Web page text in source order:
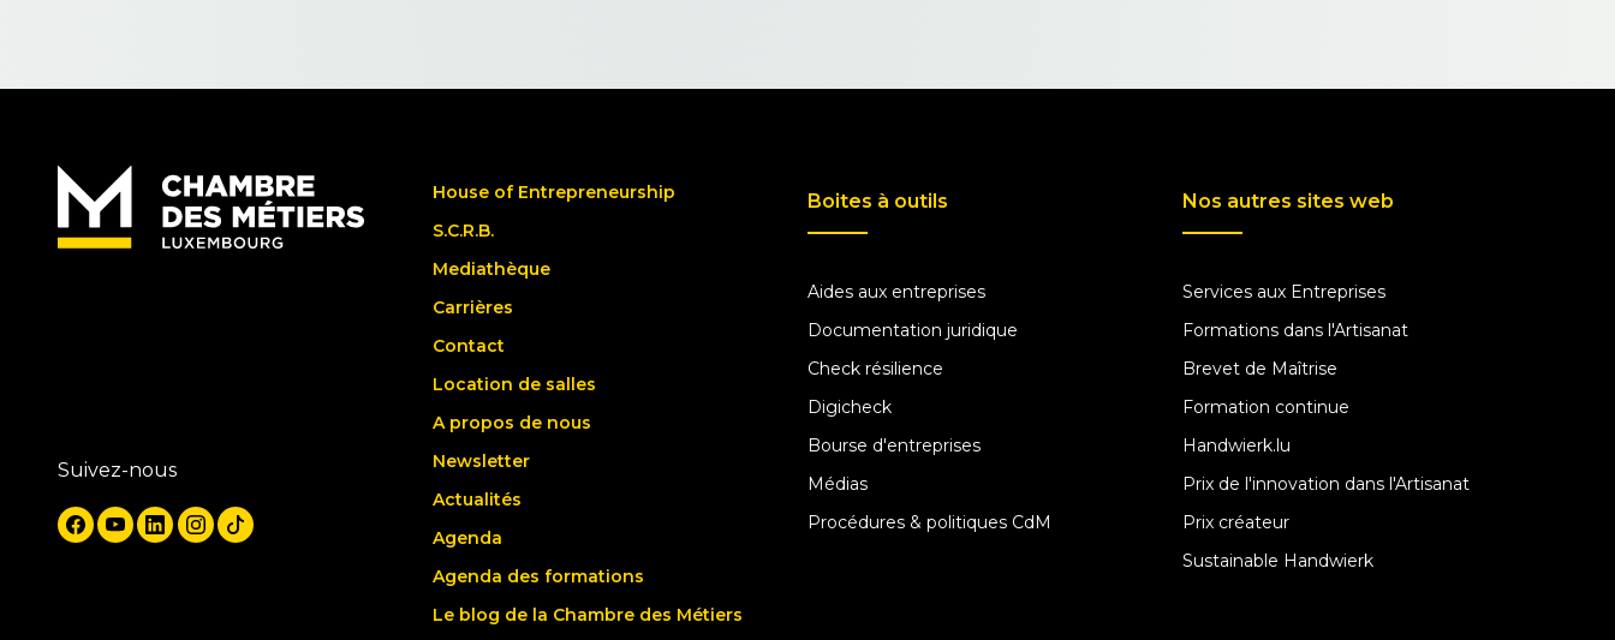
Suivez-nous
House of Entrepreneurship
S.C.R.B.
Mediathèque
Carrières
Contact
Location de salles
A propos de nous
Newsletter
Actualités
Agenda
Agenda des formations
Le blog de la Chambre des Métiers
Boites à outils
Aides aux entreprises
Documentation juridique
Check résilience
Digicheck
Bourse d'entreprises
Médias
Procédures & politiques CdM
Nos autres sites web
Services aux Entreprises
Formations dans l'Artisanat
Brevet de Maîtrise
Formation continue
Handwierk.lu
Prix de l'innovation dans l'Artisanat
Prix créateur
Sustainable Handwierk